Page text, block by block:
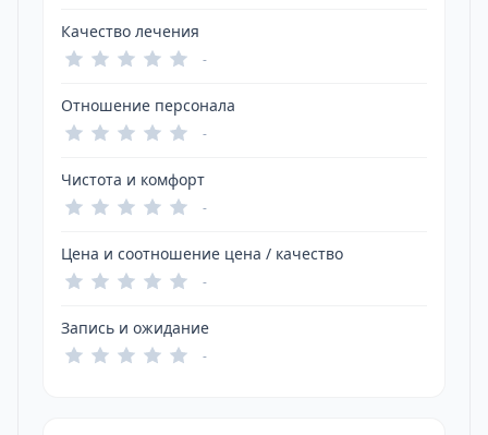
Качество лечения
-
Отношение персонала
-
Чистота и комфорт
-
Цена и соотношение цена / качество
-
Запись и ожидание
-